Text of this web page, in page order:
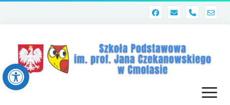
Open toolbar
phone
otwórz
menu